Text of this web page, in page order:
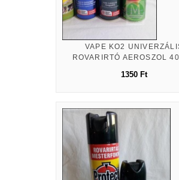
VAPE KO2
ROVARIRTÓ AEROSZOL
1350 Ft